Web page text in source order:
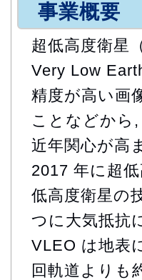
事業概要
超低高度衛星
Very Low
精度が高い画
ことなどから
近年関心が高
2017 年に超
低高度衛星の
つに大気抵抗
VLEO は地表
回軌道よりも